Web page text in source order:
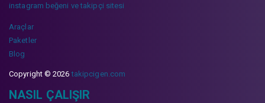
instagram beğeni ve takipçi sitesi
Araçlar
Paketler
Blog
Copyright © 2026takipcigen.com
NASIL ÇALIŞIR